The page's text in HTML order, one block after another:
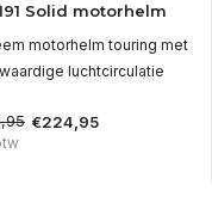
Solid motorhelm
motorhelm touring met
luchtcirculatie
€224,95